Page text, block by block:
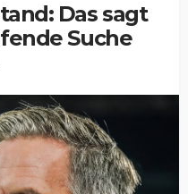
Das sagt
Suche